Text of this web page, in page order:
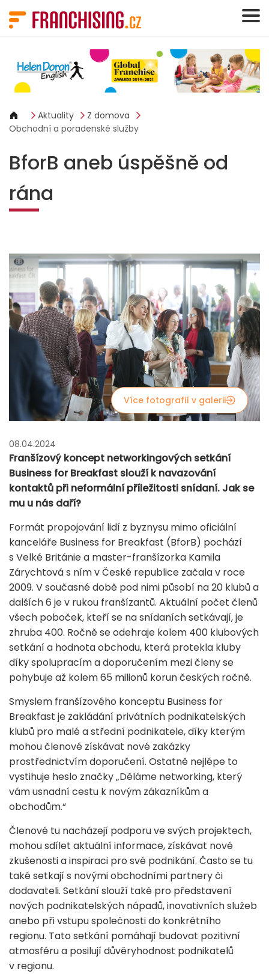
Aktuality
Z domova
Obchodní a poradenské služby
BforB aneb úspěšně od
rána
Více fotografií v galerii
08.04.2024
Franšízový koncept networkingových setkání
Business for Breakfast slouží k navazování
kontaktů při neformální příležitosti snídaní. Jak se
mu u nás daří?
Formát propojování lidí z byznysu mimo oficiální
kanceláře Business for Breakfast (BforB) pochází
s Velké Británie a master-franšízorka Kamila
Zárychtová s ním v České republice začala v roce
2009. V současné době pod nimi působí na 20 klubů a
dalších 6 je v rukou franšízantů. Aktuální počet členů
všech poboček, kteří se na snídaních setkávají, je
zhruba 400. Ročně se odehraje kolem 400 klubových
setkání a hodnota obchodu, která protekla kluby
díky spolupracím a doporučením mezi členy se
pohybuje až kolem 65 milionů korun českých ročně.
Smyslem franšízového konceptu Business for
Breakfast je zakládání privátních podnikatelských
klubů pro malé a střední podnikatele, díky kterým
mohou členové získávat nové zakázky
prostřednictvím doporučení. Ostatně nejlépe to
vystihuje heslo značky „Děláme networking, který
vám usnadní cestu k novým zákazníkům a
obchodům.“
Členové tu nacházejí podporu ve svých projektech,
mohou sdílet aktuální informace, získávat nové
zkušenosti a inspiraci pro své podnikání. Často se tu
také setkají s novými obchodními partnery či
dodavateli. Setkání slouží také pro představení
nových podnikatelských nápadů, inovativních služeb
anebo při vstupu společnosti do konkrétního
regionu. Tato setkání pomáhají budovat pozitivní
atmosféru a posilují důvěryhodnost podnikatelů
v regionu.